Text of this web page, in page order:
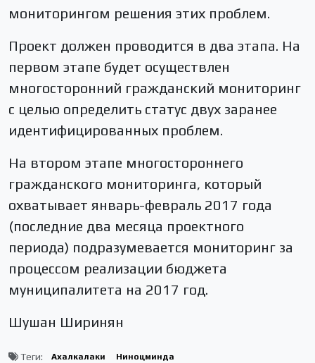
мониторингом решения этих проблем.
Проект должен проводится в два этапа. На
первом этапе будет осуществлен
многосторонний гражданский мониторинг
с целью определить статус двух заранее
идентифицированных проблем.
На втором этапе многостороннего
гражданского мониторинга, который
охватывает январь-февраль 2017 года
(последние два месяца проектного
периода) подразумевается мониторинг за
процессом реализации бюджета
муниципалитета на 2017 год.
Шушан Ширинян
Теги: Ахалкалаки Ниноцминда